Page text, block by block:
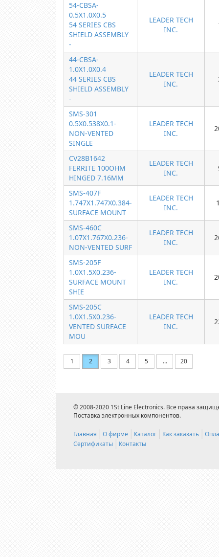
54-CBSA-
0.5X1.0X0.5
54 SERIES CBS
SHIELD ASSEMBLY
-
LEADER TECH
INC.
44-CBSA-
1.0X1.0X0.4
44 SERIES CBS
SHIELD ASSEMBLY
-
LEADER TECH
INC.
SMS-301
0.5X0.538X0.1-
NON-VENTED
SINGLE
LEADER TECH
INC.
CV28B1642
FERRITE 100OHM
HINGED 7.16MM
LEADER TECH
INC.
SMS-407F
1.747X1.747X0.384-
SURFACE MOUNT
LEADER TECH
INC.
SMS-460C
1.07X1.767X0.236-
NON-VENTED SURF
LEADER TECH
INC.
SMS-205F
1.0X1.5X0.236-
SURFACE MOUNT
SHIE
LEADER TECH
INC.
SMS-205C
1.0X1.5X0.236-
VENTED SURFACE
MOU
LEADER TECH
INC.
1 2 3 4 5 ... 20
© 2008-2020 1St Line Electronics. Все права
Поставка электронных компонентов.
Главная О фирме Каталог Как заказать
Сертификаты
Контакты